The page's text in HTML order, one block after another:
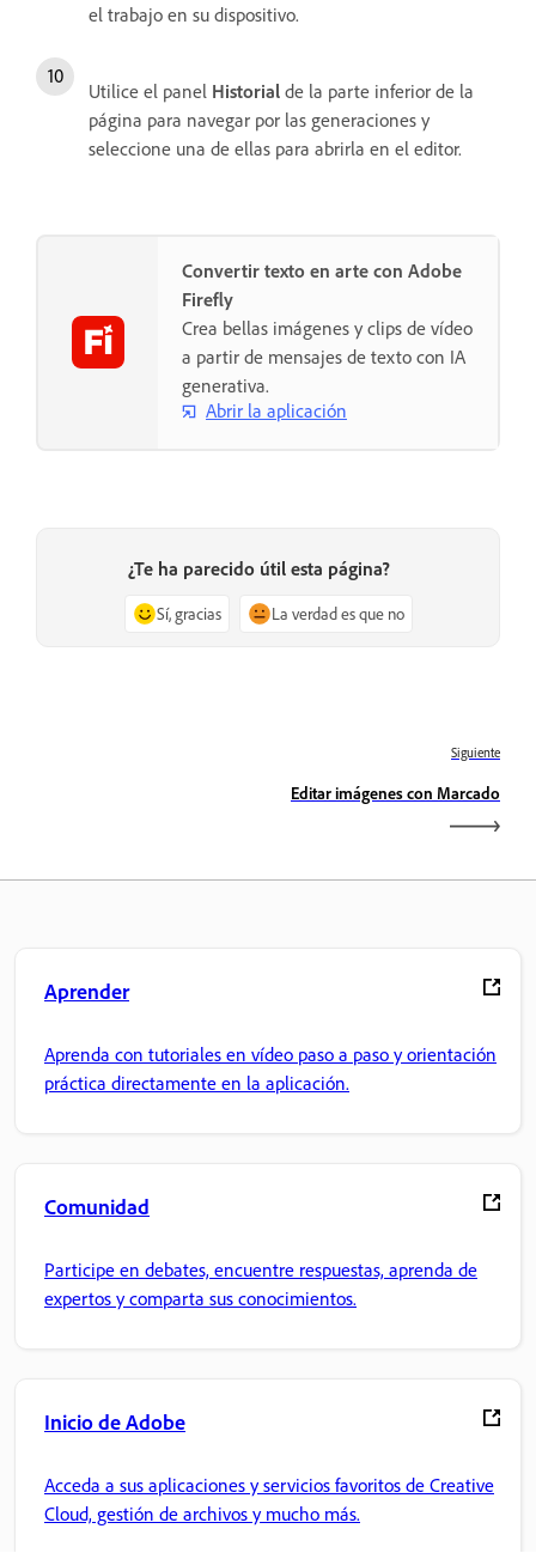
el trabajo en su dispositivo.
Utilice el panel Historial de la parte inferior de la
página para navegar por las generaciones y
seleccione una de ellas para abrirla en el editor.
Convertir texto en arte con Adobe
Firefly
Crea bellas imágenes y clips de vídeo
a partir de mensajes de texto con IA
generativa.
Abrir la aplicación
¿Te ha parecido útil esta página?
Sí, gracias La verdad es que no
Siguiente
Editar imágenes con Marcado
Aprender
Aprenda con tutoriales en vídeo paso a paso y orientación
práctica directamente en la aplicación.
Comunidad
Participe en debates, encuentre respuestas, aprenda de
expertos y comparta sus conocimientos.
Inicio de Adobe
Acceda a sus aplicaciones y servicios favoritos de Creative
Cloud, gestión de archivos y mucho más.